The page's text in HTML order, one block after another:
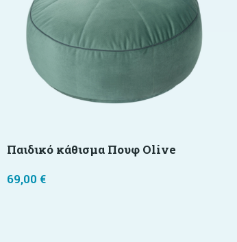
Παιδικό κάθισμα Πουφ Olive
69,00 €